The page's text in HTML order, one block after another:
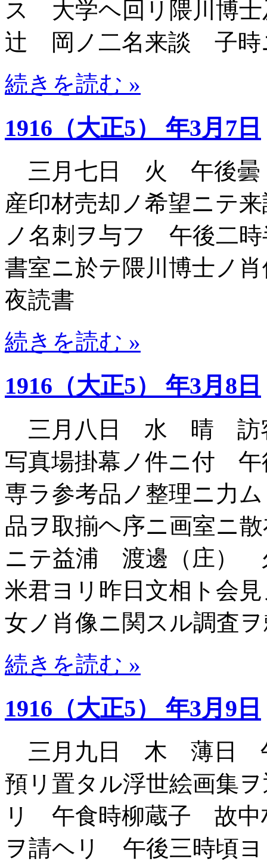
ス 大学ヘ回リ隈川博
辻 岡ノ二名来談 子時
続きを読む »
1916（大正5） 年3月7日
三月七日 火 午後曇
産印材売却ノ希望ニテ
ノ名刺ヲ与フ 午後二時
書室ニ於テ隈川博士
夜読書
続きを読む »
1916（大正5） 年3月8日
三月八日 水 晴 訪客
写真場掛幕ノ件ニ付
専ラ参考品ノ整理ニ力
品ヲ取揃ヘ序ニ画室ニ
ニテ益浦 渡邊（庄）
米君ヨリ昨日文相ト会
女ノ肖像ニ関スル調査
続きを読む »
1916（大正5） 年3月9日
三月九日 木 薄日
預リ置タル浮世絵画集
リ 午食時柳蔵子 故中
ヲ請ヘリ 午後三時頃